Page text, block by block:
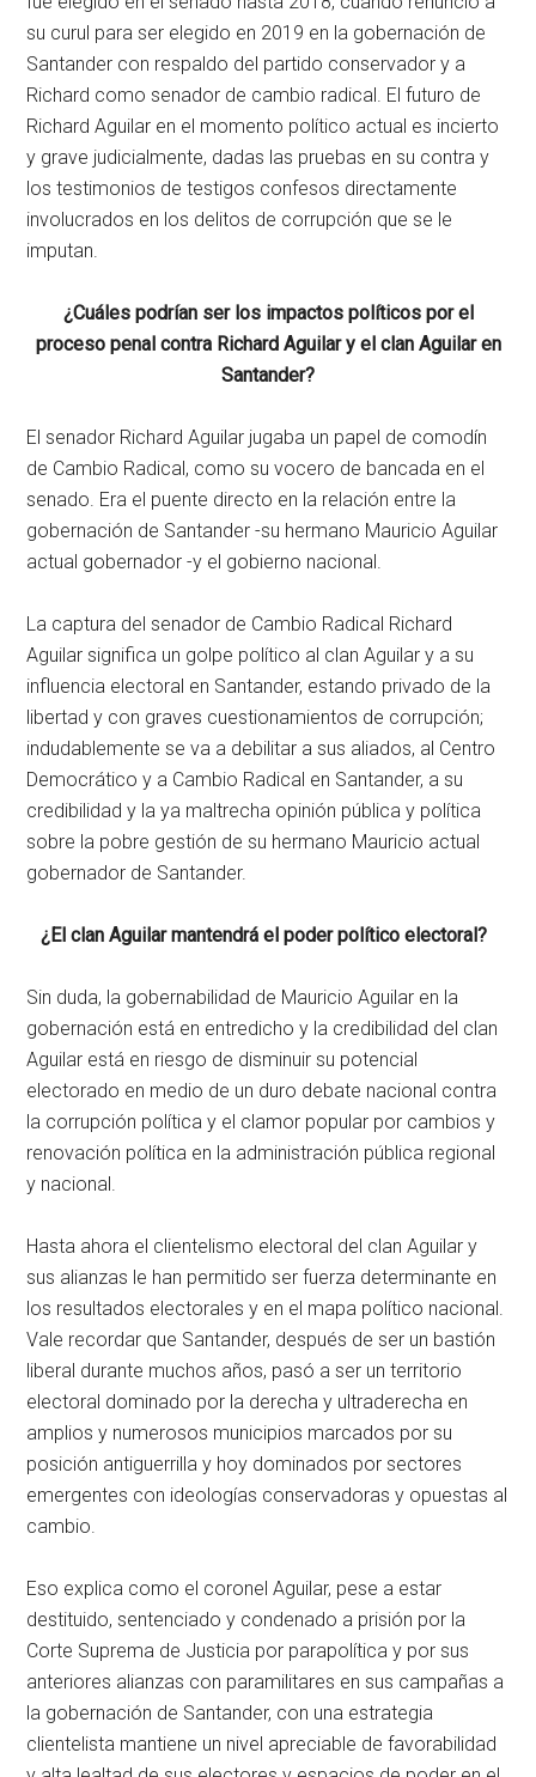
su curul para ser elegido en 2019 en la gobernación de
Santander con respaldo del partido conservador y a
Richard como senador de cambio radical. El futuro de
Richard Aguilar en el momento político actual es incierto
y grave judicialmente, dadas las pruebas en su contra y
los testimonios de testigos confesos directamente
involucrados en los delitos de corrupción que se le
imputan.
¿Cuáles podrían ser los impactos políticos por el
proceso penal contra Richard Aguilar y el clan Aguilar en
Santander?
El senador Richard Aguilar jugaba un papel de comodín
de Cambio Radical, como su vocero de bancada en el
senado. Era el puente directo en la relación entre la
gobernación de Santander -su hermano Mauricio Aguilar
actual gobernador -y el gobierno nacional.
La captura del senador de Cambio Radical Richard
Aguilar significa un golpe político al clan Aguilar y a su
influencia electoral en Santander, estando privado de la
libertad y con graves cuestionamientos de corrupción;
indudablemente se va a debilitar a sus aliados, al Centro
Democrático y a Cambio Radical en Santander, a su
credibilidad y la ya maltrecha opinión pública y política
sobre la pobre gestión de su hermano Mauricio actual
gobernador de Santander.
¿El clan Aguilar mantendrá el poder político electoral?
Sin duda, la gobernabilidad de Mauricio Aguilar en la
gobernación está en entredicho y la credibilidad del clan
Aguilar está en riesgo de disminuir su potencial
electorado en medio de un duro debate nacional contra
la corrupción política y el clamor popular por cambios y
renovación política en la administración pública regional
y nacional.
Hasta ahora el clientelismo electoral del clan Aguilar y
sus alianzas le han permitido ser fuerza determinante en
los resultados electorales y en el mapa político nacional.
Vale recordar que Santander, después de ser un bastión
liberal durante muchos años, pasó a ser un territorio
electoral dominado por la derecha y ultraderecha en
amplios y numerosos municipios marcados por su
posición antiguerrilla y hoy dominados por sectores
emergentes con ideologías conservadoras y opuestas al
cambio.
Eso explica como el coronel Aguilar, pese a estar
destituido, sentenciado y condenado a prisión por la
Corte Suprema de Justicia por parapolítica y por sus
anteriores alianzas con paramilitares en sus campañas a
la gobernación de Santander, con una estrategia
clientelista mantiene un nivel apreciable de favorabilidad